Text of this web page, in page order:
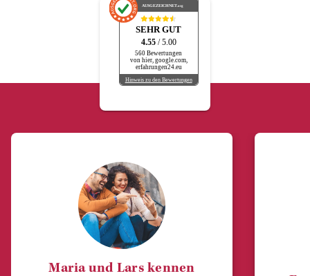
AUSGEZEICHNET.org
SEHR GUT
4.55 / 5.00
560 Bewertungen
von hier, google.com,
erfahrungen24.eu
Hinweis zu den Bewertungen
Maria und Lars kennen